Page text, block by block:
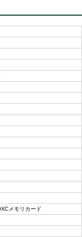
メモリカード